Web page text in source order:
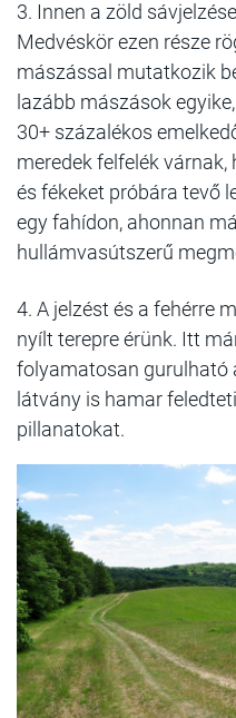
3. Innen a zöld
Medvéskör ezen része
mászással mutatkozik
lazább mászások
30+ százalékos
meredek felfelék várnak,
és fékeket próbára tevő
egy fahídon, ahonnan
hullámvasútszerű
4. A jelzést és a fehérre
nyílt terepre érünk. Itt
folyamatosan gurulható
látvány is hamar
pillanatokat.